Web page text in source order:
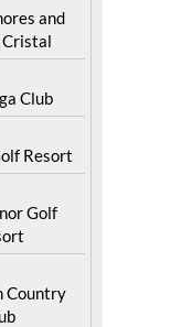
and
Cristal
Club
Resort
Golf
Country